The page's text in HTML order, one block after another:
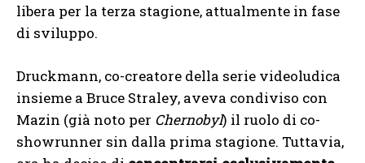
libera per la terza stagione, attualmente in fase
di sviluppo.
Druckmann, co-creatore della serie videoludica
insieme a Bruce Straley, aveva condiviso con
Mazin (già noto per Chernobyl) il ruolo di co-
showrunner sin dalla prima stagione. Tuttavia,